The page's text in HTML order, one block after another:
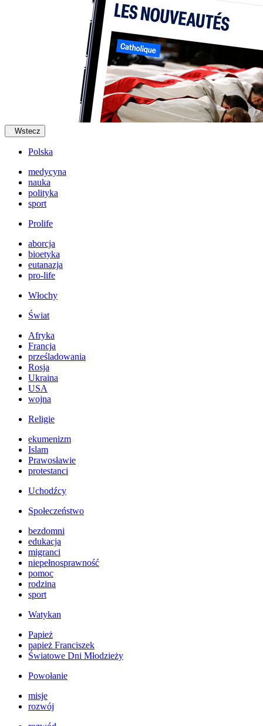
Wstecz
Polska
medycyna
nauka
polityka
sport
Prolife
aborcja
bioetyka
eutanazja
pro-life
Włochy
Świat
Afryka
Francja
prześladowania
Rosja
Ukraina
USA
wojna
Religie
ekumenizm
Islam
Prawosławie
protestanci
Uchodźcy
Społeczeństwo
bezdomni
edukacja
migranci
niepełnosprawność
pomoc
rodzina
sport
Watykan
Papież
papież Franciszek
Światowe Dni Młodzieży
Powołanie
misje
rozwój